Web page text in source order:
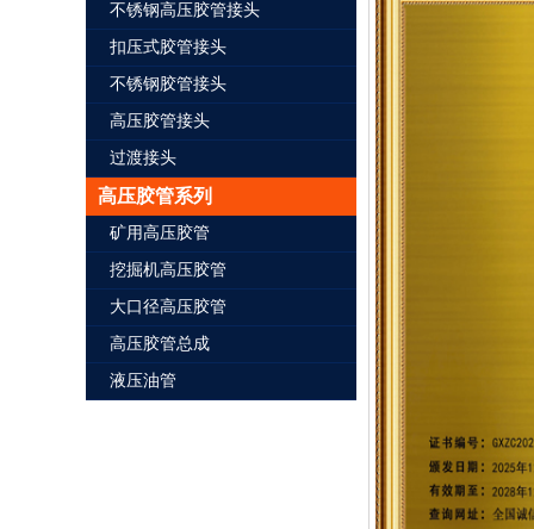
不锈钢高压胶管接头
扣压式胶管接头
不锈钢胶管接头
高压胶管接头
过渡接头
高压胶管系列
矿用高压胶管
挖掘机高压胶管
大口径高压胶管
高压胶管总成
液压油管